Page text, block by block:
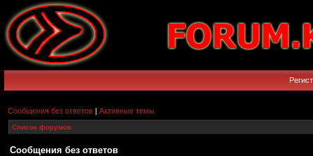
Сообщения без ответов | Активные темы
Список форумов
Сообщения без ответов